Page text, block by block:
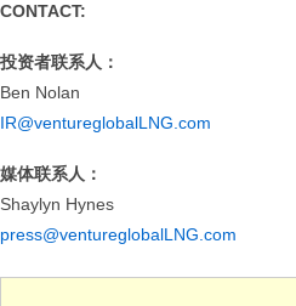
CONTACT:
投资者联系人：
Ben Nolan
IR@ventureglobalLNG.com
媒体联系人：
Shaylyn Hynes
press@ventureglobalLNG.com